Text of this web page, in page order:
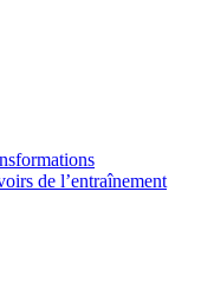
de l’entraînement